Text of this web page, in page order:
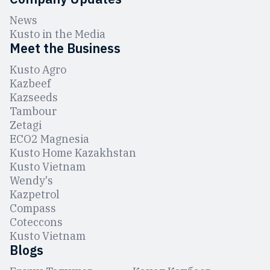
News
Kusto in the Media
Meet the Business
Kusto Agro
Kazbeef
Kazseeds
Tambour
Zetagi
ЕCO2 Magnesia
Kusto Home Kazakhstan
Kusto Vietnam
Wendy's
Kazpetrol
Compass
Coteccons
Kusto Vietnam
Blogs